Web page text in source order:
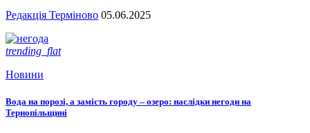
Редакція Терміново 05.06.2025
trending_flat
Новини
Вода на порозі, а замість городу – озеро: наслідки негоди на
Тернопільщині